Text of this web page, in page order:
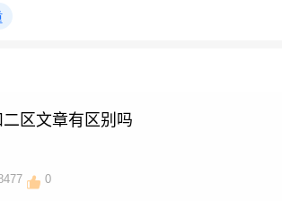
区文章有区别吗
0